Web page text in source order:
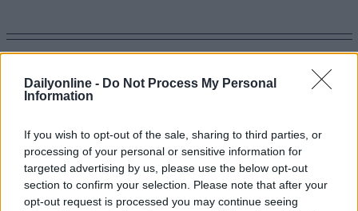
Dailyonline - Do Not Process My Personal
Information
If you wish to opt-out of the sale, sharing to third parties, or
processing of your personal or sensitive information for
targeted advertising by us, please use the below opt-out
section to confirm your selection. Please note that after your
opt-out request is processed you may continue seeing